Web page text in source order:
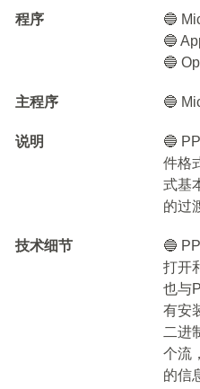
程序
🔵
🔵
🔵
主程序 🔵
说明
🔵
件格
式基
的过
技术细节
🔵
打开
也与
有安
二进
个流
的信